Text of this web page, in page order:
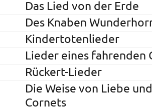
Das Lied von der Erde
Des Knaben
Kindertotenlieder
Lieder eines fahrenden
Rückert-Lieder
Die Weise von Liebe
Cornets